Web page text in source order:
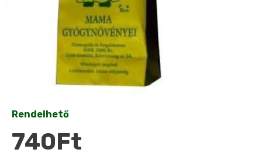
Rendelhető
740Ft